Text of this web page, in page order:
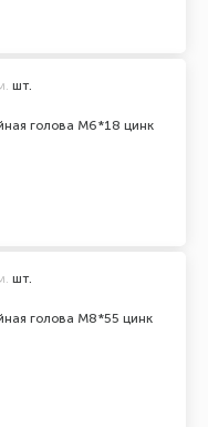
голова М6*18 цинк
шт.
голова М8*55 цинк
шт.